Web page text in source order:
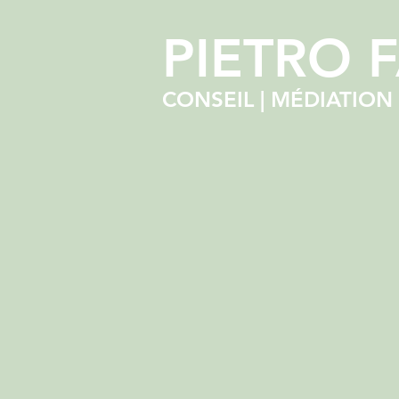
PIETRO
CONSEIL |